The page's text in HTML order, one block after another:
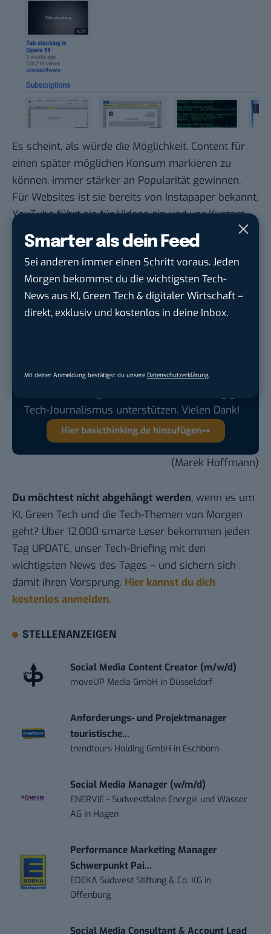
Smarter als dein Feed
Sei anderen immer einen Schritt voraus. Jeden
Morgen bekommst du die wichtigsten Tech-
News aus KI, Green Tech & digitaler Wirtschaft –
direkt, exklusiv und kostenlos in deine Inbox.
Mit deiner Anmeldung bestätigst du unsere Datenschutzerklärung
Es scheint, als würde die Möglichkeit, Content für
einen später möglichen Konsum markieren zu
können, immer stärker an Popularität gewinnen.
Für Websites ist sie bereits von Instapaper bekannt,
YouTube führt sie für Videos ein und vor Kurzem
hatte ich auch darüber berichtet, dass mit
AdKeeper
so etwas bald auch bei Werbung möglich sein soll.
Interessanter Trend…
BASIC thinking kostenlos als bevorzugte
Tech-Journalismus unterstützen. Vielen Dank!
Hier basicthinking.de hinzufügen
(Marek Hoffmann)
Du möchtest nicht abgehängt werden, wenn es um
KI, Green Tech und die Tech-Themen von Morgen
geht? Über 12.000 smarte Leser bekommen jeden
Tag UPDATE, unser Tech-Briefing mit den
wichtigsten News des Tages – und sichern sich
damit ihren Vorsprung. Hier kannst du dich
kostenlos anmelden.
STELLENANZEIGEN
Social Media Content Creator (m/w/d)
moveUP Media GmbH in Düsseldorf
Anforderungs- und Projektmanager
touristische...
trendtours Holding GmbH in Eschborn
Social Media Manager (w/m/d)
ENERVIE - Südwestfalen Energie und Wasser
AG in Hagen
Performance Marketing Manager
Schwerpunkt Pai...
EDEKA Südwest Stiftung & Co. KG in
Offenburg
Social Media Consultant & Account Lead